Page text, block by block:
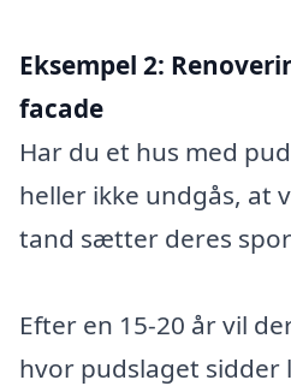
Eksempel 2:
facade
Har du et hus med
heller ikke undgås, at
tand sætter deres
Efter en 15-20 år vil
hvor pudslaget sidder